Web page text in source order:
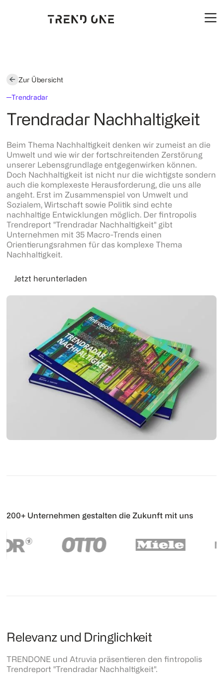
Zur Übersicht
Trendradar
Trendradar Nachhaltigkeit
Beim Thema Nachhaltigkeit denken wir zumeist an die
Umwelt und wie wir der fortschreitenden Zerstörung
unserer Lebensgrundlage entgegenwirken können.
Doch Nachhaltigkeit ist nicht nur die wichtigste sondern
auch die komplexeste Herausforderung, die uns alle
angeht. Erst im Zusammenspiel von Umwelt und
Sozialem, Wirtschaft sowie Politik sind echte
nachhaltige Entwicklungen möglich. Der fintropolis
Trendreport "Trendradar Nachhaltigkeit" gibt
Unternehmen mit 35 Macro-Trends einen
Orientierungsrahmen für das komplexe Thema
Nachhaltigkeit.
Jetzt herunterladen
200+ Unternehmen gestalten die Zukunft mit uns
Relevanz und Dringlichkeit
TRENDONE und Atruvia präsentieren den fintropolis
Trendreport "Trendradar Nachhaltigkeit".